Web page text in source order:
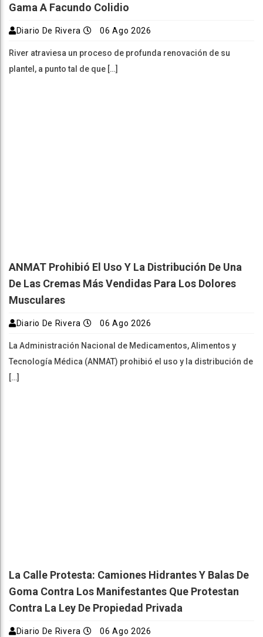
Gama A Facundo Colidio
Diario De Rivera 06 Ago 2026
River atraviesa un proceso de profunda renovación de su
plantel, a punto tal de que […]
ANMAT Prohibió El Uso Y La Distribución De Una
De Las Cremas Más Vendidas Para Los Dolores
Musculares
Diario De Rivera 06 Ago 2026
La Administración Nacional de Medicamentos, Alimentos y
Tecnología Médica (ANMAT) prohibió el uso y la distribución de
[…]
La Calle Protesta: Camiones Hidrantes Y Balas De
Goma Contra Los Manifestantes Que Protestan
Contra La Ley De Propiedad Privada
Diario De Rivera 06 Ago 2026